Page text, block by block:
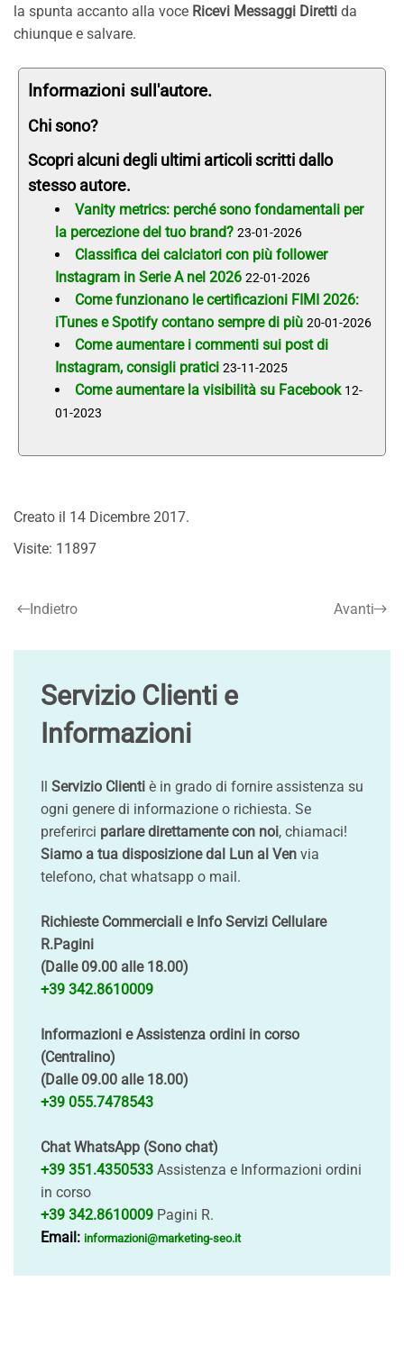
la spunta accanto alla voce Ricevi Messaggi Diretti da
chiunque e salvare.
Informazioni sull'autore.
Chi sono?
Scopri alcuni degli ultimi articoli scritti dallo
stesso autore.
Vanity metrics: perché sono fondamentali per
la percezione del tuo brand? 23-01-2026
Classifica dei calciatori con più follower
Instagram in Serie A nel 2026 22-01-2026
Come funzionano le certificazioni FIMI 2026:
iTunes e Spotify contano sempre di più 20-01-2026
Come aumentare i commenti sui post di
Instagram, consigli pratici 23-11-2025
Come aumentare la visibilità su Facebook 12-
01-2023
Creato il 14 Dicembre 2017.
Visite: 11897
Indietro Avanti
Servizio Clienti e
Informazioni
Il Servizio Clienti è in grado di fornire assistenza su
ogni genere di informazione o richiesta. Se
preferirci parlare direttamente con noi, chiamaci!
Siamo a tua disposizione dal Lun al Ven via
telefono, chat whatsapp o mail.
Richieste Commerciali e Info Servizi Cellulare
R.Pagini
(Dalle 09.00 alle 18.00)
+39 342.8610009
Informazioni e Assistenza ordini in corso
(Centralino)
(Dalle 09.00 alle 18.00)
+39 055.7478543
Chat WhatsApp (Sono chat)
+39 351.4350533 Assistenza e Informazioni ordini
in corso
+39 342.8610009 Pagini R.
Email: informazioni@marketing-seo.it